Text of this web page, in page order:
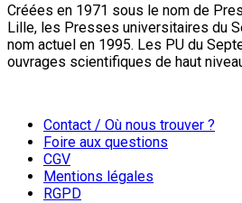
Créées en 1971 sous le nom de
Lille, les Presses universitaires du
nom actuel en 1995. Les PU du
ouvrages scientifiques de haut
Contact / Où nous trouver ?
Foire aux questions
CGV
Mentions légales
RGPD